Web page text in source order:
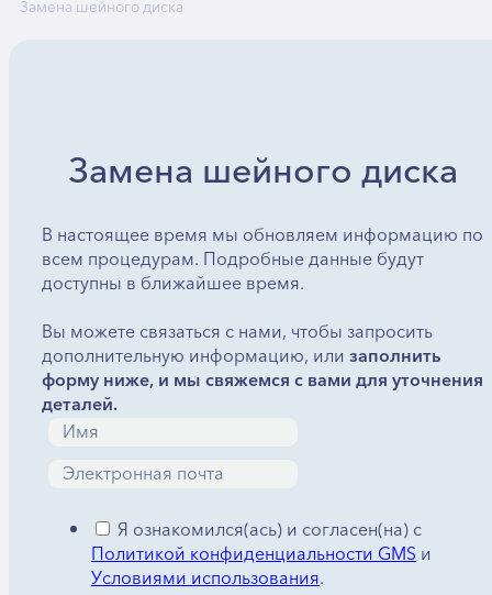
Замена шейного диска
Замена шейного диска
В настоящее время мы обновляем информацию по
всем процедурам. Подробные данные будут
доступны в ближайшее время.
Вы можете связаться с нами, чтобы запросить
дополнительную информацию, или заполнить
форму ниже, и мы свяжемся с вами для уточнения
деталей.
Я ознакомился(ась) и согласен(на) с
Политикой конфиденциальности GMSи
Условиями использования.